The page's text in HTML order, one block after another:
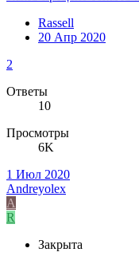
Rassell
20 Апр 2020
2
Ответы
10
Просмотры
6K
1 Июл 2020
Andreyolex
A
R
Закрыта